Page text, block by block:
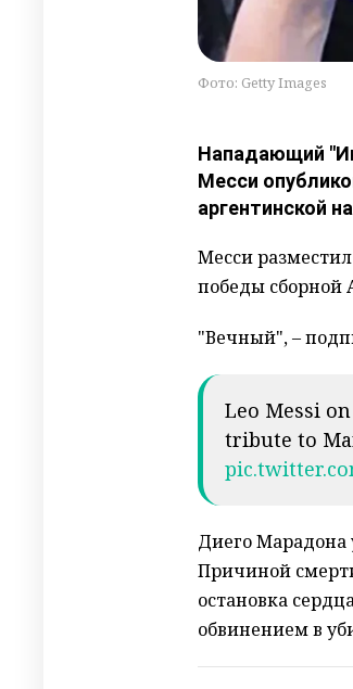
Фото: Getty Images
Нападающий
Месси
аргентинской
Месси
победы сборной
"Вечный", –
Leo Messi
tribute to
Диего Марадона
Причиной
остановка
обвинением в